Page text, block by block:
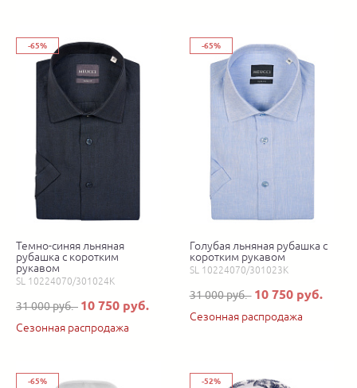
-65%
Темно-синяя льняная
рубашка с коротким
рукавом
SL 10224070/301024K
31 000 руб. 10 750 руб.
Сезонная распродажа
-65%
Голубая льняная рубашка с
коротким рукавом
SL 10224070/301023K
31 000 руб. 10 750 руб.
Сезонная распродажа
-65% -52%